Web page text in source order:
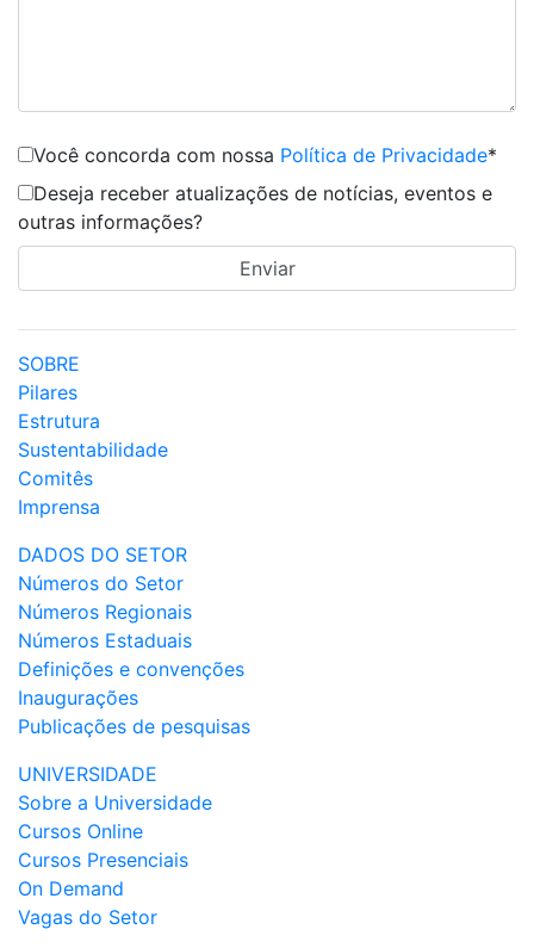
Você concorda com nossa Política de Privacidade*
Deseja receber atualizações de notícias, eventos e
outras informações?
SOBRE
Pilares
Estrutura
Sustentabilidade
Comitês
Imprensa
DADOS DO SETOR
Números do Setor
Números Regionais
Números Estaduais
Definições e convenções
Inaugurações
Publicações de pesquisas
UNIVERSIDADE
Sobre a Universidade
Cursos Online
Cursos Presenciais
On Demand
Vagas do Setor